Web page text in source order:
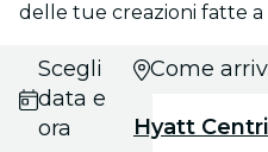
delle tue creazioni fatte a
Scegli
data e
ora
Come
Hyatt